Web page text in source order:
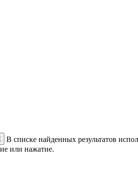
В списке найденных результатов
или нажатие.